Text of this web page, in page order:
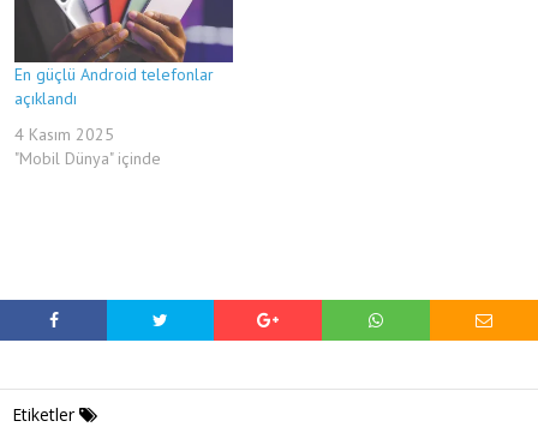
En güçlü Android telefonlar
açıklandı
4 Kasım 2025
"Mobil Dünya" içinde
Etiketler